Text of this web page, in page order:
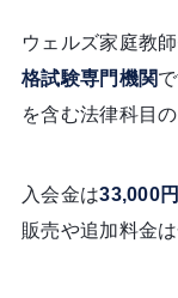
ウェルズ家庭教
格試験専門機関
を含む法律科目
入会金は33,000
販売や追加料金